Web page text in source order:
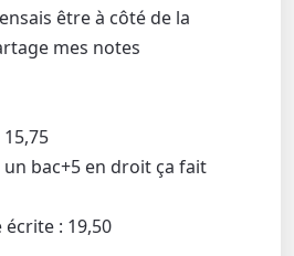
être à côté de la
mes notes
bac+5 en droit ça fait
: 19,50